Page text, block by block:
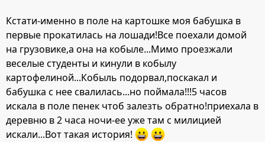
Кстати-именно в поле на картошке моя бабушка в
первые прокатилась на лошади!Все поехали домой
на грузовике,а она на кобыле...Мимо проезжали
веселые студенты и кинули в кобылу
картофелиной...Кобыль подорвал,поскакал и
бабушка с нее свалилась...но поймала!!!5 часов
искала в поле пенек чтоб залезть обратно!приехала в
деревню в 2 часа ночи-ее уже там с милицией
искали...Вот такая история!